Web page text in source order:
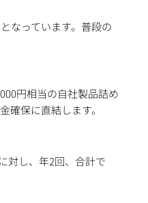
なっています。普段の
円相当の自社製品詰め
保に直結します。
対し、年2回、合計で